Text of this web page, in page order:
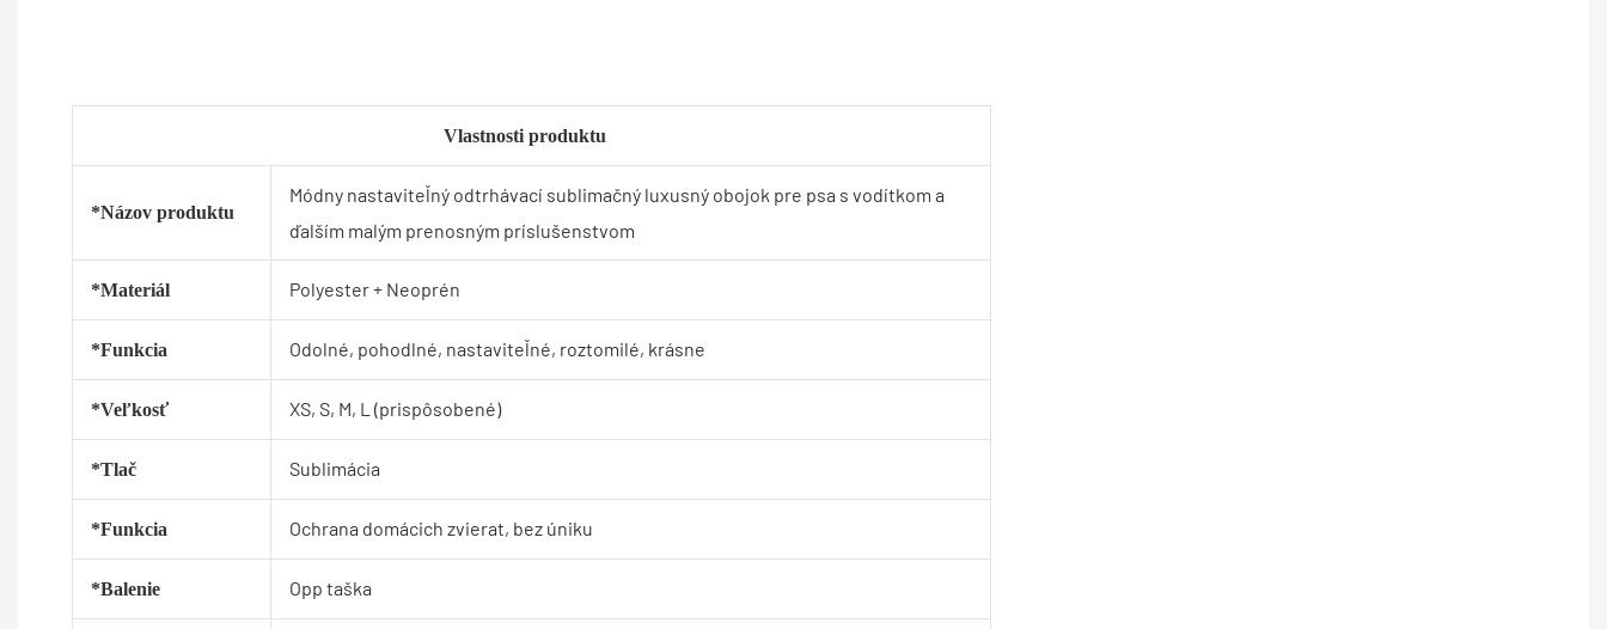
Vlastnosti produktu
*Názov produktu
Módny nastaviteľný odtrhávací sublimačný luxusný obojok pre psa s vodítkom a
ďalším malým prenosným príslušenstvom
*Materiál Polyester + Neoprén
*Funkcia Odolné, pohodlné, nastaviteľné, roztomilé, krásne
*Veľkosť XS, S, M, L (prispôsobené)
*Tlač Sublimácia
*Funkcia Ochrana domácich zvierat, bez úniku
*Balenie Opp taška